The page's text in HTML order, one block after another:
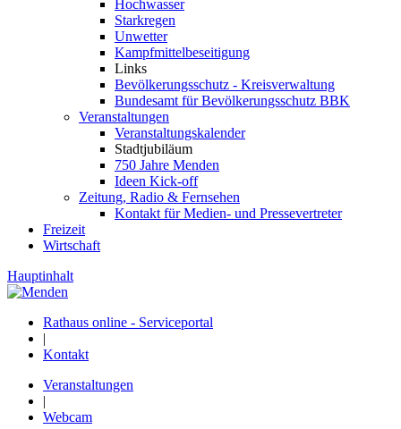
Hochwasser
Starkregen
Unwetter
Kampfmittelbeseitigung
Links
Bevölkerungsschutz - Kreisverwaltung
Bundesamt für Bevölkerungsschutz BBK
Veranstaltungen
Veranstaltungskalender
Stadtjubiläum
750 Jahre Menden
Ideen Kick-off
Zeitung, Radio & Fernsehen
Kontakt für Medien- und Pressevertreter
Freizeit
Wirtschaft
Hauptinhalt
Rathaus online - Serviceportal
|
Kontakt
Veranstaltungen
|
Webcam